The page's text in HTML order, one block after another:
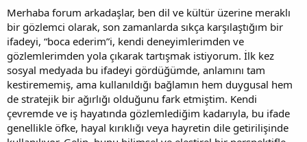
t
a
n
r
i
h
i
Merhaba forum arkadaşlar, ben dil ve kültür üzerine meraklı
bir gözlemci olarak, son zamanlarda sıkça karşılaştığım bir
ifadeyi, “boca ederim”i, kendi deneyimlerimden ve
gözlemlerimden yola çıkarak tartışmak istiyorum. İlk kez
sosyal medyada bu ifadeyi gördüğümde, anlamını tam
kestirememiş, ama kullanıldığı bağlamın hem duygusal hem
de stratejik bir ağırlığı olduğunu fark etmiştim. Kendi
çevremde ve iş hayatında gözlemlediğim kadarıyla, bu ifade
genellikle öfke, hayal kırıklığı veya hayretin dile getirilişinde